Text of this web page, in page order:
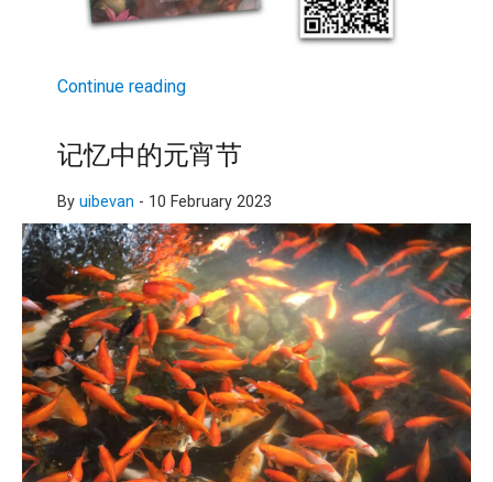
Continue reading
记忆中的元宵节
By uibevan - 10 February 2023